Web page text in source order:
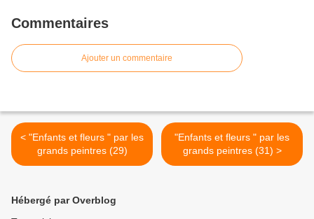
Commentaires
Ajouter un commentaire
< "Enfants et fleurs " par les
grands peintres (29)
"Enfants et fleurs " par les
grands peintres (31) >
Hébergé par Overblog